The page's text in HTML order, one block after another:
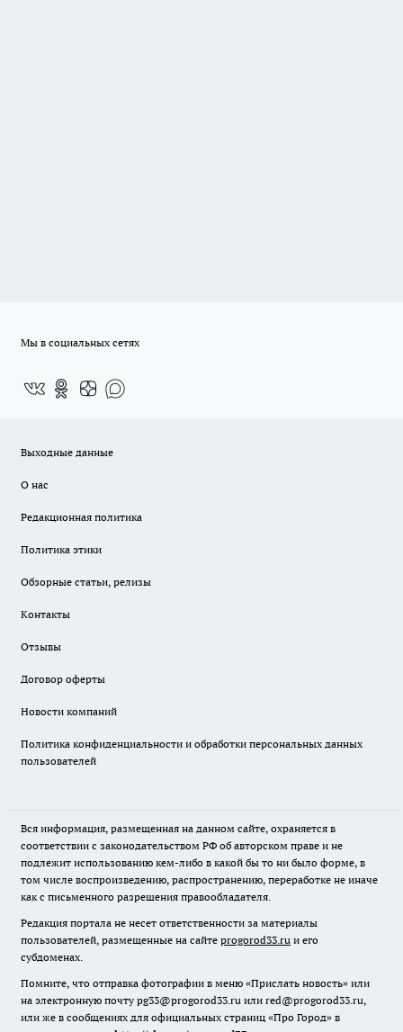
Мы в социальных сетях
Выходные данные
О нас
Редакционная политика
Политика этики
Обзорные статьи, релизы
Контакты
Отзывы
Договор оферты
Новости компаний
Политика конфиденциальности и обработки персональных данных
пользователей
Вся информация, размещенная на данном сайте, охраняется в
соответствии с законодательством РФ об авторском праве и не
подлежит использованию кем-либо в какой бы то ни было форме, в
том числе воспроизведению, распространению, переработке не иначе
как с письменного разрешения правообладателя.
Редакция портала не несет ответственности за материалы
пользователей, размещенные на сайте progorod33.ru и его
субдоменах.
Помните, что отправка фотографии в меню «Прислать новость» или
на электронную почту pg33@progorod33.ru или red@progorod33.ru,
или же в сообщениях для официальных страниц «Про Город» в